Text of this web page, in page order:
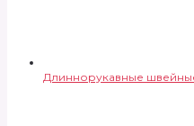
Длиннорукавные